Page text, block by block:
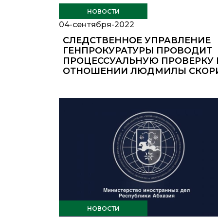
НОВОСТИ
04-сентября-2022
СЛЕДСТВЕННОЕ УПРАВЛЕНИЕ
ГЕНПРОКУРАТУРЫ ПРОВОДИТ
ПРОЦЕССУАЛЬНУЮ ПРОВЕРКУ
ОТНОШЕНИИ ЛЮДМИЛЫ
НОВОСТИ